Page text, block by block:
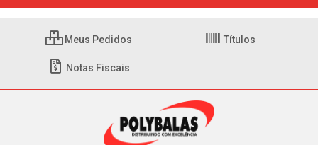
Meus Pedidos Títulos
Notas Fiscais